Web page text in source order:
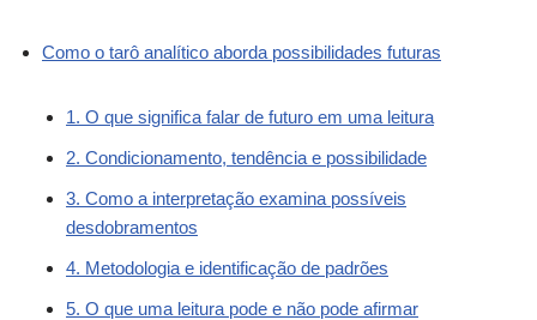
Como o tarô analítico aborda possibilidades futuras
1. O que significa falar de futuro em uma leitura
2. Condicionamento, tendência e possibilidade
3. Como a interpretação examina possíveis
desdobramentos
4. Metodologia e identificação de padrões
5. O que uma leitura pode e não pode afirmar